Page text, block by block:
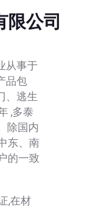
限公司
从事于
品包
、逃生
,多泰
除国内
东、南
的一致
,在材